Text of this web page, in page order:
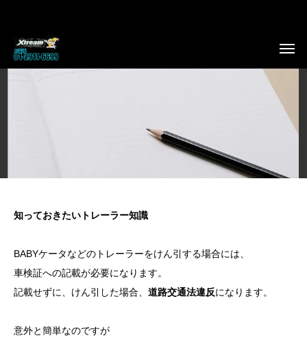
知っておきたいトレーラー知識
BABYケータなどのトレーラーをけん引する場合には、
車検証への記載が必要になります。
記載せずに、けん引した場合、 道路交通法違反になります。
意外と簡単なのですが